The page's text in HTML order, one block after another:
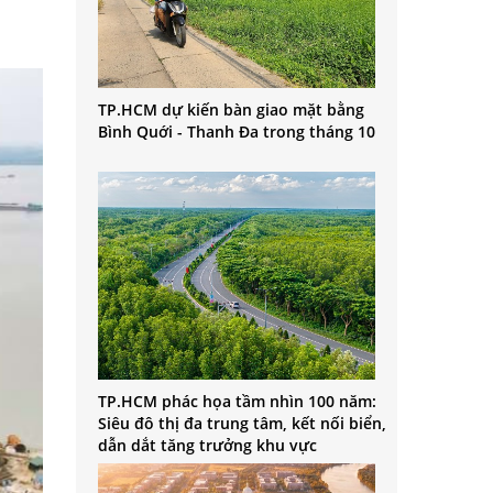
TP.HCM dự kiến bàn giao mặt bằng
Bình Quới - Thanh Đa trong tháng 10
TP.HCM phác họa tầm nhìn 100 năm:
Siêu đô thị đa trung tâm, kết nối biển,
dẫn dắt tăng trưởng khu vực